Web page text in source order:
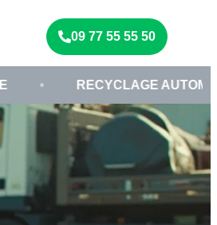
09 77 55 55 50
AUTOMOBILE 77